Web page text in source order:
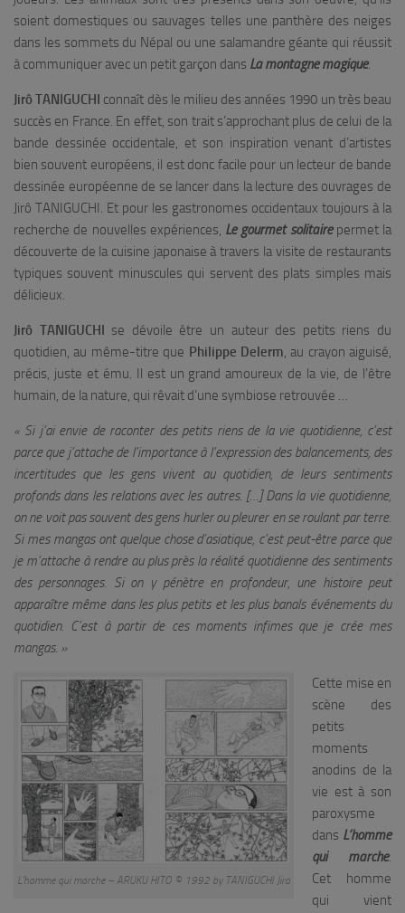
soient domestiques ou sauvages telles une panthère des neiges
dans les sommets du Népal ou une salamandre géante qui réussit
à communiquer avec un petit garçon dans La montagne magique.
Jirô TANIGUCHI connaît dès le milieu des années 1990 un très beau
succès en France. En effet, son trait s’approchant plus de celui de la
bande dessinée occidentale, et son inspiration venant d’artistes
bien souvent européens, il est donc facile pour un lecteur de bande
dessinée européenne de se lancer dans la lecture des ouvrages de
Jirô TANIGUCHI. Et pour les gastronomes occidentaux toujours à la
recherche de nouvelles expériences, Le gourmet solitairepermet la
découverte de la cuisine japonaise à travers la visite de restaurants
typiques souvent minuscules qui servent des plats simples mais
délicieux.
Jirô TANIGUCHI se dévoile être un auteur des petits riens du
quotidien, au même-titre que Philippe Delerm, au crayon aiguisé,
précis, juste et ému. Il est un grand amoureux de la vie, de l’être
humain, de la nature, qui rêvait d’une symbiose retrouvée …
« Si j’ai envie de raconter des petits riens de la vie quotidienne, c’est
parce que j’attache de l’importance à l’expression des balancements, des
incertitudes que les gens vivent au quotidien, de leurs sentiments
profonds dans les relations avec les autres. […] Dans la vie quotidienne,
on ne voit pas souvent des gens hurler ou pleurer en se roulant par terre.
Si mes mangas ont quelque chose d’asiatique, c’est peut-être parce que
je m’attache à rendre au plus près la réalité quotidienne des sentiments
des personnages. Si on y pénètre en profondeur, une histoire peut
apparaître même dans les plus petits et les plus banals événements du
quotidien. C’est à partir de ces moments infimes que je crée mes
mangas. »
L’homme qui marche – ARUKU HITO © 1992 by TANIGUCHI Jiro
Cette mise en
scène des
petits
moments
anodins de la
vie est à son
paroxysme
dans L’homme
qui marche.
Cet homme
qui vient